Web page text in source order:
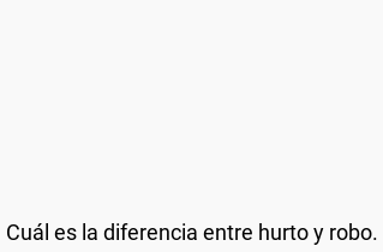
Cuál es la diferencia entre hurto y robo.